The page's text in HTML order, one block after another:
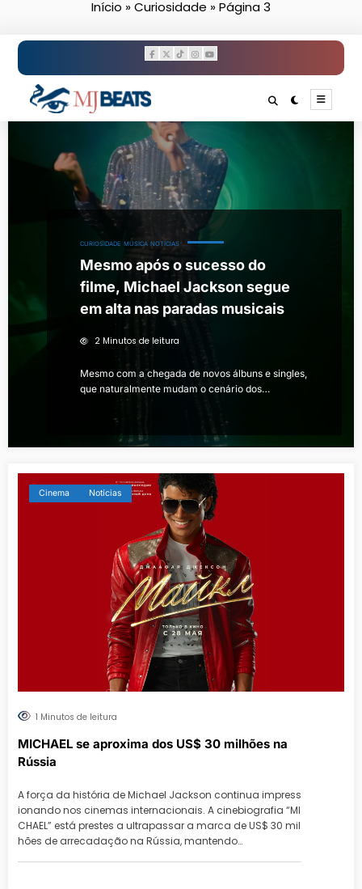
Início »Curiosidade »Página 3
CURIOSIDADE MÚSICA NOTÍCIAS
Mesmo após o sucesso do
filme, Michael Jackson segue
em alta nas paradas musicais
2 Minutos de leitura
Mesmo com a chegada de novos álbuns e singles,
que naturalmente mudam o cenário dos…
Cinema Notícias
1 Minutos de leitura
MICHAEL se aproxima dos US$ 30 milhões na
Rússia
A força da história de Michael Jackson continua impress
ionando nos cinemas internacionais. A cinebiografia “MI
CHAEL” está prestes a ultrapassar a marca de US$ 30 mil
hões de arrecadação na Rússia, mantendo…